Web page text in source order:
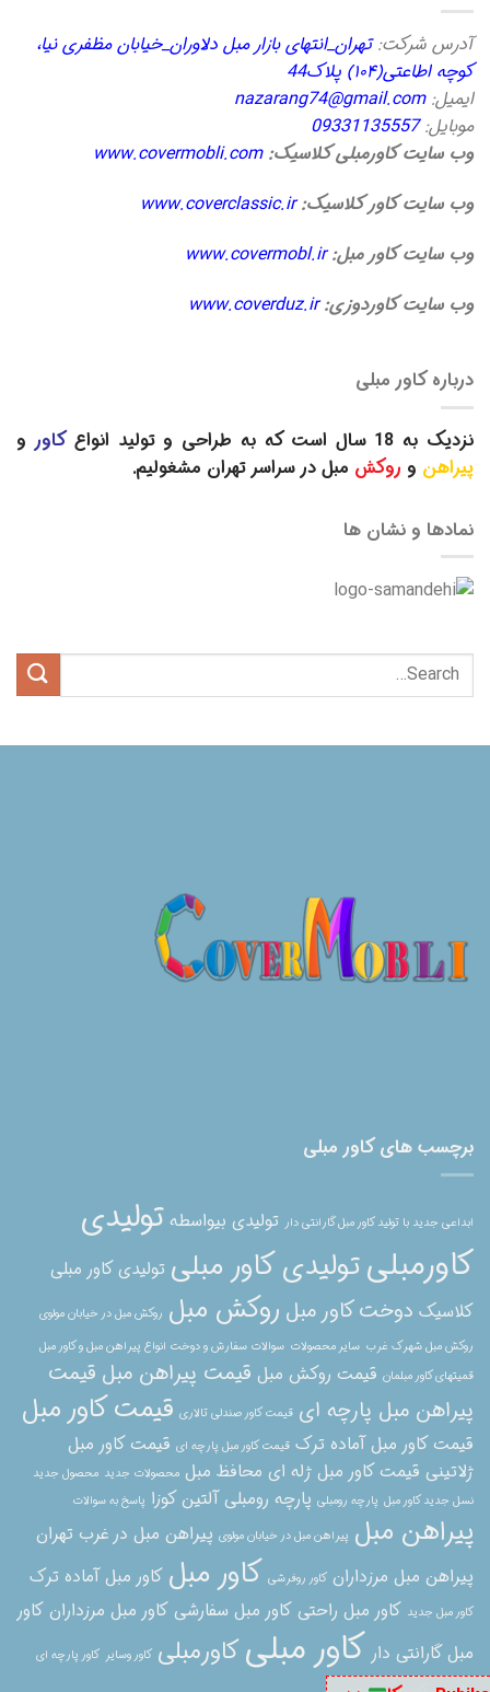
آدرس شرکت:تهران_انتهای بازار مبل دلاوران_خیابان مظفری نیا،
کوچه اطاعتی(۱۰۴) پلاک44
ایمیل:nazarang74@gmail.com
موبایل:09331135557
وب سایت کاورمبلی کلاسیک: www.covermobli.com
وب سایت کاور کلاسیک: www.coverclassic.ir
وب سایت کاور مبل: www.covermobl.ir
وب سایت کاوردوزی: www.coverduz.ir
درباره کاور مبلی
نزدیک به 18 سال است که به طراحی و تولید انواع کاور و
پیراهن و روکش مبل در سراسر تهران مشغولیم.
نمادها و نشان ها
برچسب های کاور مبلی
ابداعی جدید با تولید کاور مبل گارانتی دار تولیدی بیواسطه تولیدی
کاورمبلیتولیدی کاور مبلی تولیدی کاور مبلی
کلاسیک دوخت کاور مبل روکش مبل روکش مبل در خیابان مولوی
روکش مبل شهرک غرب سایر محصولات سوالات سفارش و دوخت انواع پیراهن مبل و کاور مبل
قمیتهای کاور مبلمان قیمت روکش مبل قیمت پیراهن مبل قیمت
پیراهن مبل پارچه ای قیمت کاور صندلی تالاری قیمت کاور مبل
قیمت کاور مبل آماده ترک قیمت کاور مبل پارچه ای قیمت کاور مبل
ژلاتینی قیمت کاور مبل ژله ای محافظ مبل محصولات جدید محصول جدید
نسل جدید کاور مبل پارچه رومبلی پارچه رومبلی آلتین کوزا پاسخ به سوالات
پیراهن مبل پیراهن مبل در خیابان مولوی پیراهن مبل در غرب تهران
پیراهن مبل مرزداران کاور روفرشی کاور مبل کاور مبل آماده ترک
کاور مبل جدید کاور مبل راحتی کاور مبل سفارشی کاور مبل مرزداران کاور
مبل گارانتی دار کاور مبلیکاورمبلی کاور وسایر کاور پارچه ای